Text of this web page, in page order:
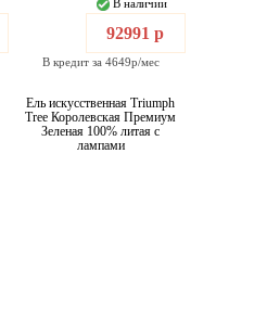
В наличии
92991 р
В кредит за 4649р/мес
Ель искусственная Triumph
Tree Королевская Премиум
Зеленая 100% литая с
лампами